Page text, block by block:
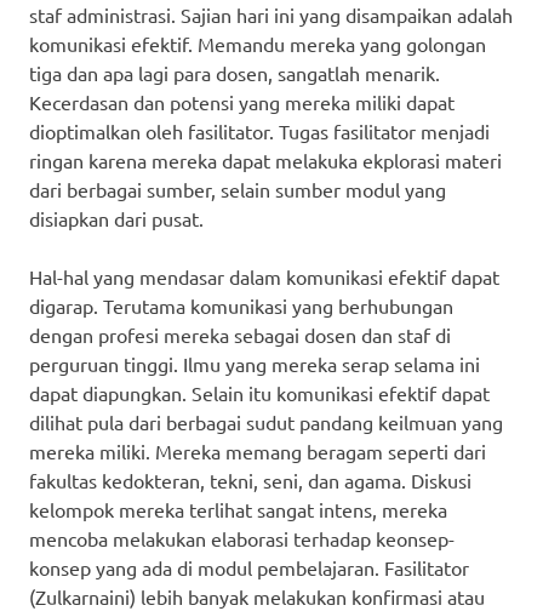
staf administrasi. Sajian hari ini yang disampaikan adalah
komunikasi efektif. Memandu mereka yang golongan
tiga dan apa lagi para dosen, sangatlah menarik.
Kecerdasan dan potensi yang mereka miliki dapat
dioptimalkan oleh fasilitator. Tugas fasilitator menjadi
ringan karena mereka dapat melakuka ekplorasi materi
dari berbagai sumber, selain sumber modul yang
disiapkan dari pusat.
Hal-hal yang mendasar dalam komunikasi efektif dapat
digarap. Terutama komunikasi yang berhubungan
dengan profesi mereka sebagai dosen dan staf di
perguruan tinggi. Ilmu yang mereka serap selama ini
dapat diapungkan. Selain itu komunikasi efektif dapat
dilihat pula dari berbagai sudut pandang keilmuan yang
mereka miliki. Mereka memang beragam seperti dari
fakultas kedokteran, tekni, seni, dan agama. Diskusi
kelompok mereka terlihat sangat intens, mereka
mencoba melakukan elaborasi terhadap keonsep-
konsep yang ada di modul pembelajaran. Fasilitator
(Zulkarnaini) lebih banyak melakukan konfirmasi atau